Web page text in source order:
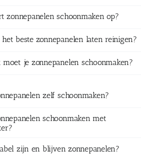
zonnepanelen schoonmaken op?
beste zonnepanelen laten reinigen?
moet je zonnepanelen schoonmaken?
zelf schoonmaken?
schoonmaken met
zijn en blijven zonnepanelen?